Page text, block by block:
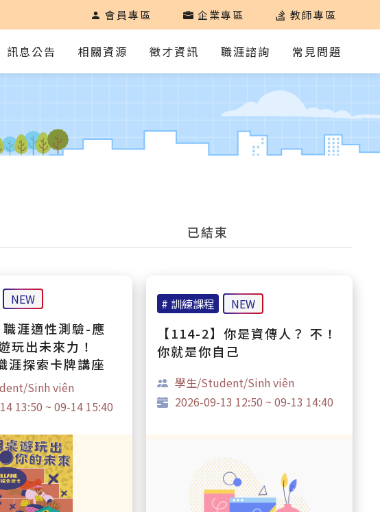
會員專區 企業專區 教師專區
訊息公告 相關資源 徵才資訊 職涯諮詢 常見問題
已結束
職涯適性測驗-應
玩出未來力！
探索卡牌講座
Sinh viên
13:50 ~ 09-14 15:40
# 訓練課程
【114-2】你是資傳人？ 不！
你就是你自己
學生/Student/Sinh viên
2026-09-13 12:50 ~ 09-13 14:40